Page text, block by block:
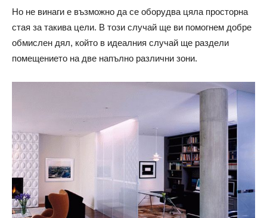
Но не винаги е възможно да се оборудва цяла просторна
стая за такива цели. В този случай ще ви помогнем добре
обмислен дял, който в идеалния случай ще раздели
помещението на две напълно различни зони.